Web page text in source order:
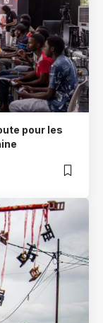
pour les